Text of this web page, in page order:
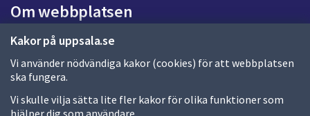
Kakor på uppsala.se
Vi använder nödvändiga kakor (cookies) för att webbplatsen
ska fungera.
Vi skulle vilja sätta lite fler kakor för olika funktioner som
hjälper dig som användare.
d
a
Om webbplatsen
Om webbplatsen
Allmänna handlingar och diarium
Behandling av personuppgifter